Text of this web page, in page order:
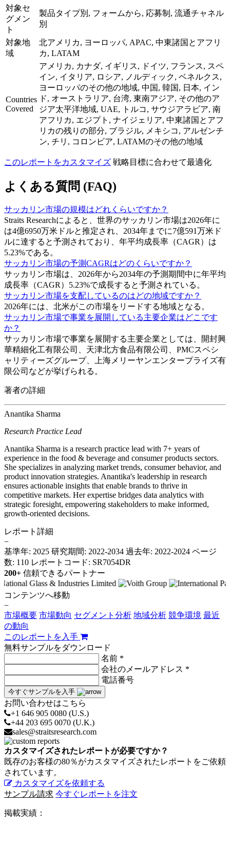
対象セ
グメン
ト
製品タイプ別, フォームから, 応募制, 流通チャネル
別
対象地
域
北アメリカ, ヨーロッパ, APAC, 中東諸国とアフリ
カ, LATAM
Countries
Covered
アメリカ, カナダ, イギリス, ドイツ, フランス, スペ
イン, イタリア, ロシア, ノルディック, ベネルクス,
ヨーロッパのその他の地域, 中国, 韓国, 日本, イン
ド, オーストラリア, 台湾, 東南アジア, その他のア
ジア太平洋地域, UAE, トルコ, サウジアラビア, 南
アフリカ, エジプト, ナイジェリア, 中東諸国とアフ
リカの残りの部分, ブラジル, メキシコ, アルゼンチ
ン, チリ, コロンビア, LATAMのその他の地域
このレポートをカスタマイズ 戦略目標に合わせて最適化
よくある質問 (FAQ)
サッカリン市場の規模はどれくらいですか？
Straits Researchによると、世界のサッカリン市場は2026年に
は4億6950万米ドルと推定され、2034年までに7億591万米ド
ルに達すると予測されており、年平均成長率（CAGR）は
5.23%である。
サッカリン市場の予測CAGRはどのくらいですか？
サッカリン市場は、2026年から2034年の予測期間中に年平均
成長率（CAGR）5.23%で成長すると予測されている。
サッカリン市場を支配しているのはどの地域ですか？
2026年には、北米がこの市場をリードする地域となる。
サッカリン市場で事業を展開している主要企業はどこです
か？
サッカリン市場で事業を展開する主要企業としては、開封興
華精細化工有限公司、天津北方食品有限公司、PMCスペシ
ャリティーズグループ、上海メリーヤンエンタープライズ有
限公司などが挙げられる。
著者の詳細
Anantika Sharma
Research Practice Lead
Anantika Sharma is a research practice lead with 7+ years of
experience in the food & beverage and consumer products sectors.
She specializes in analyzing market trends, consumer behavior, and
product innovation strategies. Anantika's leadership in research
ensures actionable insights that enable brands to thrive in
competitive markets. Her expertise bridges data analytics with
strategic foresight, empowering stakeholders to make informed,
growth-oriented decisions.
レポート詳細
−
基準年: 2025 研究期間: 2022-2034 過去年: 2022-2024 ページ
数: 110 レポートコード: SR7054DR
200+ 信頼できるパートナー
コンテンツへ移動
−
市場概要 市場動向 セグメント分析 地域分析 競争環境 最近
の動向
このレポートを入手
無料サンプルをダウンロード
名前 *
会社のメールアドレス *
電話番号
今すぐサンプルを入手
お問い合わせはこちら
+1 646 905 0080 (U.S.)
+44 203 695 0070 (U.K.)
sales@straitsresearch.com
カスタマイズされたレポートが必要ですか？
既存のお客様の80％がカスタマイズされたレポートをご依頼
されています。
カスタマイズを依頼する
サンプル請求 今すぐレポートを注文
掲載実績：